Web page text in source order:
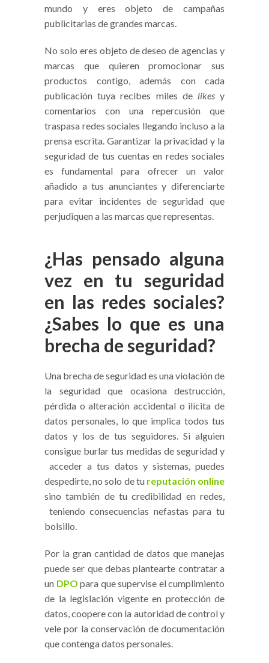
mundo y eres objeto de campañas
publicitarias de grandes marcas.
No solo eres objeto de deseo de agencias y
marcas que quieren promocionar sus
productos contigo, además con cada
publicación tuya recibes miles de likesy
comentarios con una repercusión que
traspasa redes sociales llegando incluso a la
prensa escrita. Garantizar la privacidad y la
seguridad de tus cuentas en redes sociales
es fundamental para ofrecer un valor
añadido a tus anunciantes y diferenciarte
para evitar incidentes de seguridad que
perjudiquen a las marcas que representas.
¿Has pensado alguna
vez en tu seguridad
en las redes sociales?
¿Sabes lo que es una
brecha de seguridad?
Una brecha de seguridad es una violación de
la seguridad que ocasiona destrucción,
pérdida o alteración accidental o ilícita de
datos personales, lo que implica todos tus
datos y los de tus seguidores. Si alguien
consigue burlar tus medidas de seguridad y
acceder a tus datos y sistemas, puedes
despedirte, no solo de tu reputación online
sino también de tu credibilidad en redes,
teniendo consecuencias nefastas para tu
bolsillo.
Por la gran cantidad de datos que manejas
puede ser que debas plantearte contratar a
un DPO para que supervise el cumplimiento
de la legislación vigente en protección de
datos, coopere con la autoridad de control y
vele por la conservación de documentación
que contenga datos personales.